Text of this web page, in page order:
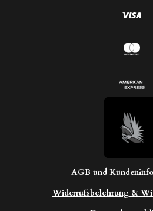
AGB und
Widerrufsbelehrung &